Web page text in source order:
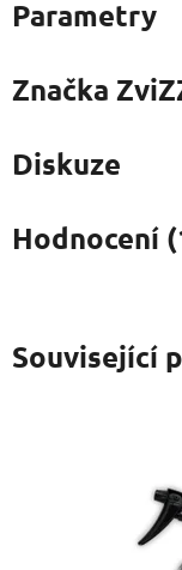
Parametry
Značka
Diskuze
Hodnocení
Související